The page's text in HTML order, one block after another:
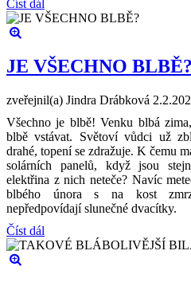
Číst dál
JE VŠECHNO BLBĚ?
zveřejnil(a) Jindra Drábková
Všechno je blbě! Venku blbá
blbě vstávat. Světoví vůdci už
drahé, topení se zdražuje. K čemu
solárních panelů, když jsou
elektřina z nich neteče? Navíc
blbého února s na kost
nepředpovídají slunečné dvacítky.
Číst dál